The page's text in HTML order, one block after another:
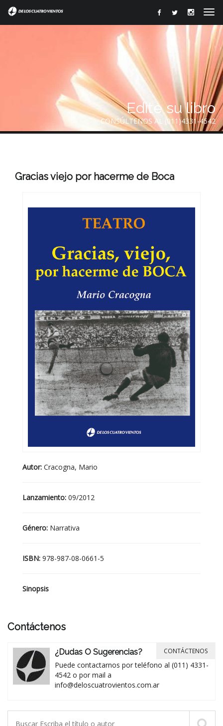
Edite su libro
CONSÚLTENOS AL (011)4331-4542
Gracias viejo por hacerme de Boca
Autor: Cracogna, Mario
Lanzamiento: 09/2012
Género: Narrativa
ISBN: 978-987-08-0661-5
Sinopsis
Contáctenos
¿Dudas O Sugerencias?
Puede contactarnos por teléfono al (011) 4331-
4542 o por mail a
info@deloscuatrovientos.com.ar
CONTÁCTENOS